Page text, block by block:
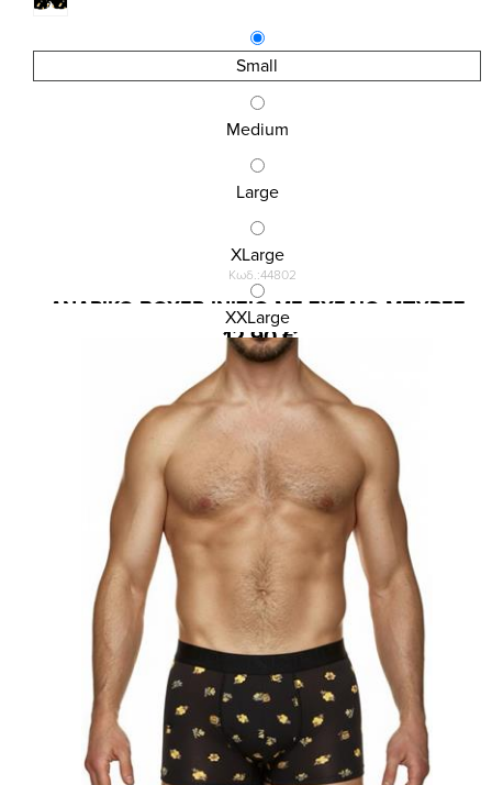
Small
Medium
Large
XLarge
XXLarge
Κωδ.:44802
ΑΝΔΡΙΚΟ BOXER ΙΝΙΖΙΟ ΜΕ ΣΧΕΔΙΟ ΜΠΥΡΕΣ
12,90 €